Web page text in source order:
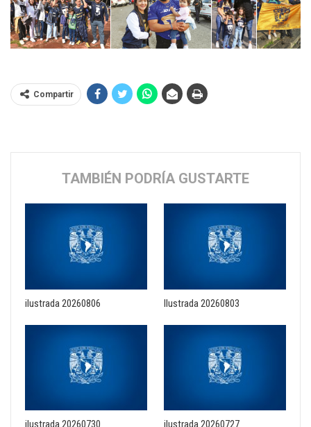
Compartir
TAMBIÉN PODRÍA GUSTARTE
ilustrada 20260806 Ilustrada 20260803
ilustrada 20260730 ilustrada 20260727